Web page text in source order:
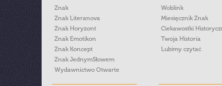
Znak
Znak Literanova
Znak Horyzont
Znak Emotikon
Znak Koncept
Znak JednymSłowem
Wydawnictwo Otwarte
Woblink
Miesięcznik Znak
Ciekawostki
Twoja Historia
Lubimy czytać